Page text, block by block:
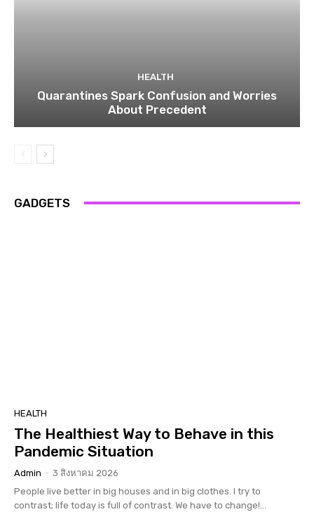
HEALTH
Quarantines Spark Confusion and Worries
About Precedent
GADGETS
HEALTH
The Healthiest Way to Behave in this
Pandemic Situation
Admin - 3 สิงหาคม 2026
People live better in big houses and in big clothes. I try to
contrast; life today is full of contrast. We have to change!...